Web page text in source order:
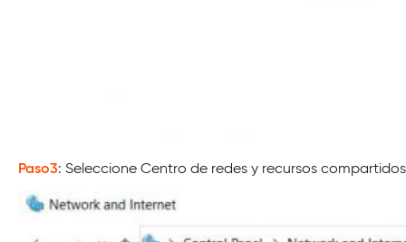
Paso3: Seleccione Centro de redes y recursos compartidos